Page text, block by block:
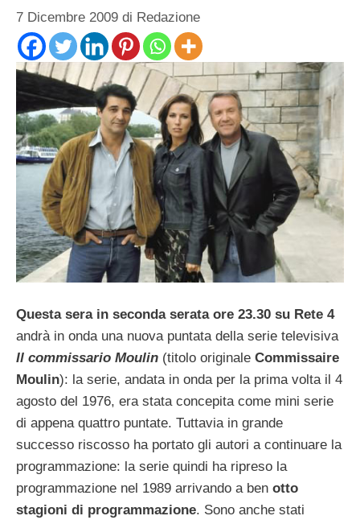
7 Dicembre 2009 di Redazione
Questa sera in seconda serata ore 23.30 su Rete 4
andrà in onda una nuova puntata della serie televisiva
Il commissario Moulin (titolo originale Commissaire
Moulin): la serie, andata in onda per la prima volta il 4
agosto del 1976, era stata concepita come mini serie
di appena quattro puntate. Tuttavia in grande
successo riscosso ha portato gli autori a continuare la
programmazione: la serie quindi ha ripreso la
programmazione nel 1989 arrivando a ben otto
stagioni di programmazione. Sono anche stati